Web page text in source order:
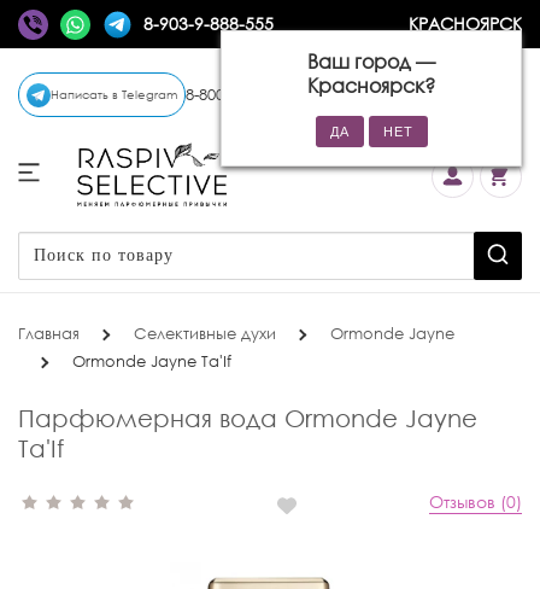
8-903-9-888-555 КРАСНОЯРСК
Ваш город —
Красноярск?
Написать в Telegram 8-800-770-72-34 (бесплатно)
Главная Селективные духи
Ormonde Jayne
Ormonde Jayne Ta'If
Парфюмерная вода Ormonde Jayne
Ta'If
Отзывов (0)